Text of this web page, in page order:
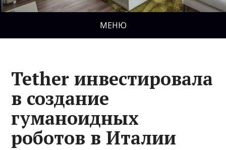
МЕНЮ
Tether инвестировала
в создание
гуманоидных
роботов в Италии